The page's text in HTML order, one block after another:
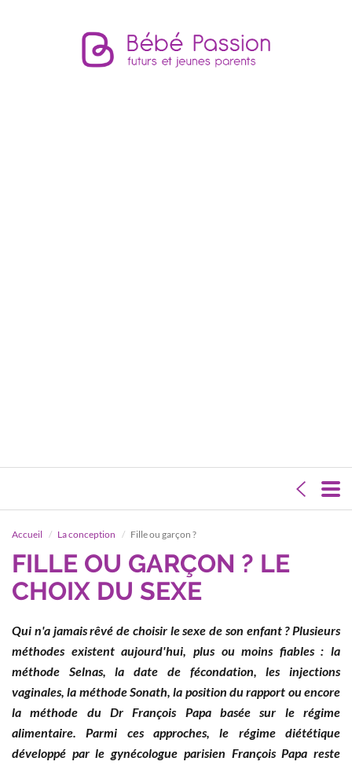
Accueil La conception Fille ou garçon ?
FILLE OU GARÇON ? LE
CHOIX DU SEXE
Qui n'a jamais rêvé de choisir le sexe de son enfant ? Plusieurs
méthodes existent aujourd'hui, plus ou moins fiables : la
méthode Selnas, la date de fécondation, les injections
vaginales, la méthode Sonath, la position du rapport ou encore
la méthode du Dr François Papa basée sur le régime
alimentaire. Parmi ces approches, le régime diététique
développé par le gynécologue parisien François Papa reste